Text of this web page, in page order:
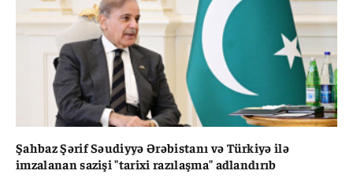
Şahbaz Şərif Səudiyyə Ərəbistanı və Türkiyə ilə
imzalanan sazişi "tarixi razılaşma" adlandırıb